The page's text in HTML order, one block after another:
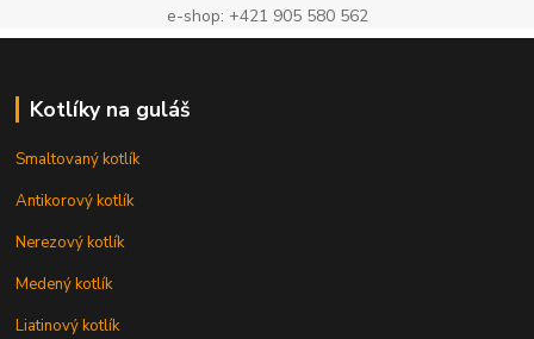
e-shop: +421 905 580 562
Kotlíky na guláš
Smaltovaný kotlík
Antikorový kotlík
Nerezový kotlík
Medený kotlík
Liatinový kotlík